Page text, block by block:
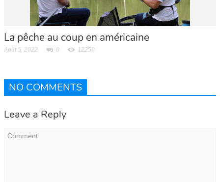
La pêche au coup en américaine
Août 5, 2022 0 12250
NO COMMENTS
Leave a Reply